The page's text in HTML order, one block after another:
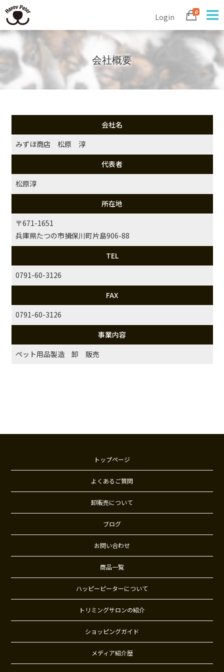
Login
0
会社概要
会社名
みずほ商店 松原 淳
代表者
松原淳
所在地
〒671-1651
兵庫県たつの市揖保川町片島906-88
TEL
0791-60-3126
FAX
0791-60-3126
事業内容
ペット用品製造 卸 販売
トップページ
よくあるご質問
卸販売について
ブログ
お問い合わせ
商品一覧
ハッピーピーターについて
トリミングサロンの紹介
ショッピングガイド
メディア紹介歴